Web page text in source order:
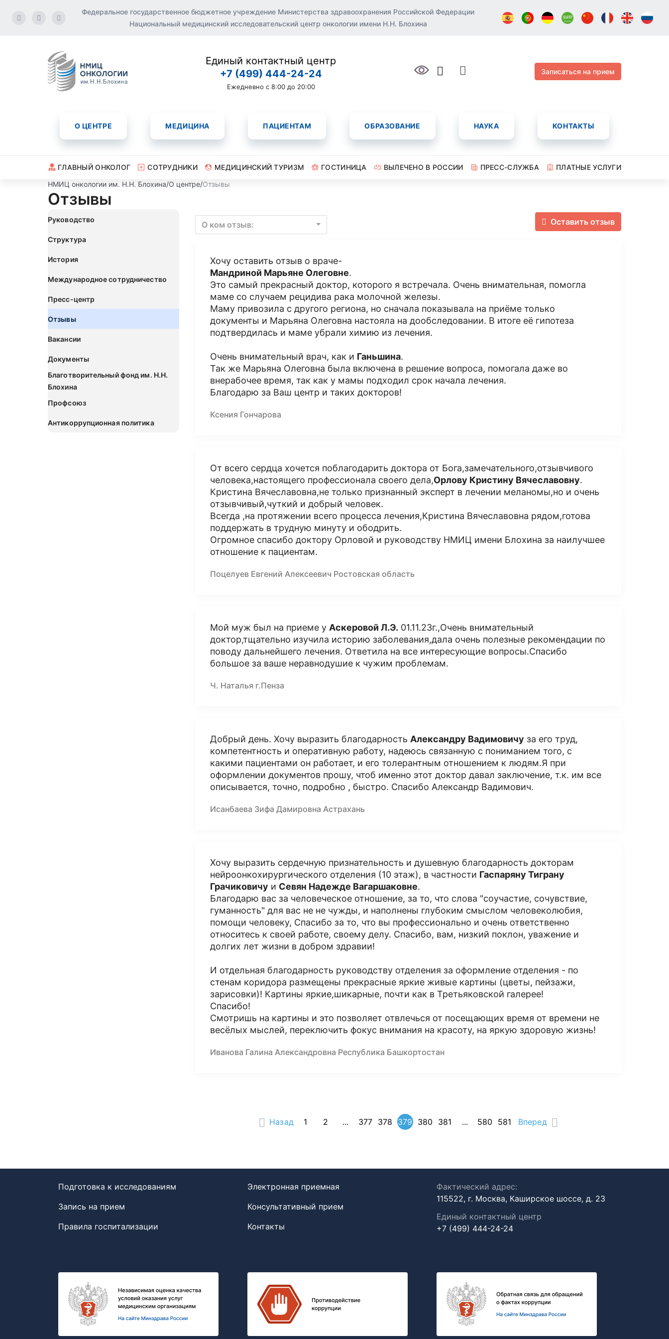
Федеральное государственное бюджетное учреждение Министерства здравоохранения Российской Федерации
Национальный медицинский исследовательский центр онкологии имени Н.Н. Блохина
Единый контактный центр
+7 (499) 444-24-24
Ежедневно с 8:00 до 20:00
Записаться на прием
О ЦЕНТРЕ МЕДИЦИНА ПАЦИЕНТАМ ОБРАЗОВАНИЕ НАУКА КОНТАКТЫ
ГЛАВНЫЙ ОНКОЛОГ СОТРУДНИКИ МЕДИЦИНСКИЙ ТУРИЗМ ГОСТИНИЦА ВЫЛЕЧЕНО В РОССИИ ПРЕСС-СЛУЖБА
ПЛАТНЫЕ УСЛУГИ
НМИЦ онкологии им. Н.Н. Блохина/О центре/Отзывы
Отзывы
Руководство
Структура
История
Международное сотрудничество
Пресс-центр
Отзывы
Вакансии
Документы
Благотворительный фонд им. Н.Н.
Блохина
Профсоюз
Антикоррупционная политика
Оставить отзыв
О ком отзыв:
Хочу оставить отзыв о враче-
Мандриной Марьяне Олеговне.
Это самый прекрасный доктор, которого я встречала. Очень внимательная, помогла
маме со случаем рецидива рака молочной железы.
Маму привозила с другого региона, но сначала показывала на приёме только
документы и Марьяна Олеговна настояла на дообследовании. В итоге её гипотеза
подтвердилась и маме убрали химию из лечения.
Очень внимательный врач, как и Ганьшина.
Так же Марьяна Олеговна была включена в решение вопроса, помогала даже во
внерабочее время, так как у мамы подходил срок начала лечения.
Благодарю за Ваш центр и таких докторов!
Ксения Гончарова
От всего сердца хочется поблагодарить доктора от Бога,замечательного,отзывчивого
человека,настоящего профессионала своего дела,Орлову Кристину Вячеславовну.
Кристина Вячеславовна,не только признанный эксперт в лечении меланомы,но и очень
отзывчивый,чуткий и добрый человек.
Всегда ,на протяжении всего процесса лечения,Кристина Вячеславовна рядом,готова
поддержать в трудную минуту и ободрить.
Огромное спасибо доктору Орловой и руководству НМИЦ имени Блохина за наилучшее
отношение к пациентам.
Поцелуев Евгений Алексеевич Ростовская область
Мой муж был на приеме у Аскеровой Л.Э. 01.11.23г.,Очень внимательный
доктор,тщательно изучила историю заболевания,дала очень полезные рекомендации по
поводу дальнейшего лечения. Ответила на все интересующие вопросы.Спасибо
большое за ваше неравнодушие к чужим проблемам.
Ч. Наталья г.Пенза
Добрый день. Хочу выразить благодарность Александру Вадимовичу за его труд,
компетентность и оперативную работу, надеюсь связанную с пониманием того, с
какими пациентами он работает, и его толерантным отношением к людям.Я при
оформлении документов прошу, чтоб именно этот доктор давал заключение, т.к. им все
описывается, точно, подробно , быстро. Спасибо Александр Вадимович.
Исанбаева Зифа Дамировна Астрахань
Хочу выразить сердечную признательность и душевную благодарность докторам
нейроонкохирургического отделения (10 этаж), в частности Гаспаряну Тиграну
Грачиковичу и Севян Надежде Вагаршаковне.
Благодарю вас за человеческое отношение, за то, что слова "соучастие, сочувствие,
гуманность" для вас не не чужды, и наполнены глубоким смыслом человеколюбия,
помощи человеку, Спасибо за то, что вы профессионально и очень ответственно
относитесь к своей работе, своему делу. Спасибо, вам, низкий поклон, уважение и
долгих лет жизни в добром здравии!
И отдельная благодарность руководству отделения за оформление отделения - по
стенам коридора размещены прекрасные яркие живые картины (цветы, пейзажи,
зарисовки)! Картины яркие,шикарные, почти как в Третьяковской галерее!
Спасибо!
Смотришь на картины и это позволяет отвлечься от посещающих время от времени не
весёлых мыслей, переключить фокус внимания на красоту, на яркую здоровую жизнь!
Иванова Галина Александровна Республика Башкортостан
Назад 1 2 ... 377 378 379 380 381 ... 580 581 Вперед
Подготовка к исследованиям
Запись на прием
Правила госпитализации
Электронная приемная
Консультативный прием
Контакты
Фактический адрес:
115522, г. Москва, Каширское шоссе, д. 23
Единый контактный центр
+7 (499) 444-24-24